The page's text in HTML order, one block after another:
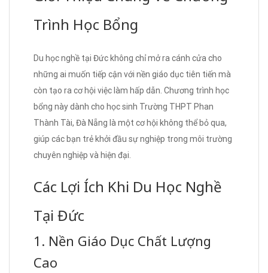
Trình Học Bổng
Du học nghề tại Đức không chỉ mở ra cánh cửa cho
những ai muốn tiếp cận với nền giáo dục tiên tiến mà
còn tạo ra cơ hội việc làm hấp dẫn. Chương trình học
bổng này dành cho học sinh Trường THPT Phan
Thành Tài, Đà Nẵng là một cơ hội không thể bỏ qua,
giúp các bạn trẻ khởi đầu sự nghiệp trong môi trường
chuyên nghiệp và hiện đại.
Các Lợi Ích Khi Du Học Nghề
Tại Đức
1. Nền Giáo Dục Chất Lượng
Cao